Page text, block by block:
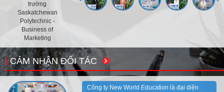
trường
Saskatchewan
Polytechnic -
Business of
Marketing
CẢM NHẬN ĐỐI TÁC
Công ty New World Education là đại diện